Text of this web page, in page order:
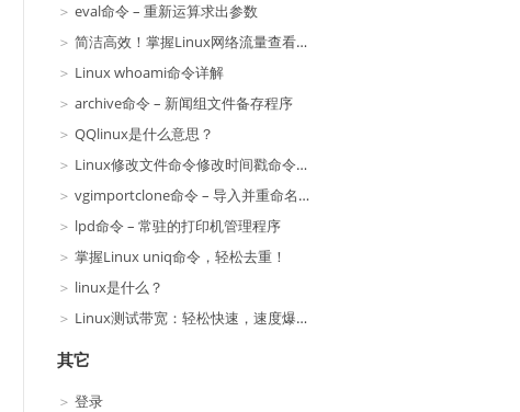
eval命令 – 重新运算求出参数
简洁高效！掌握Linux网络流量查看的绝佳命令
Linux whoami命令详解
archive命令 – 新闻组文件备存程序
QQlinux是什么意思？
Linux修改文件命令修改时间戳命令格式命令
vgimportclone命令 – 导入并重命名复制的卷组
lpd命令 – 常驻的打印机管理程序
掌握Linux uniq命令，轻松去重！
linux是什么？
Linux测试带宽：轻松快速，速度爆表！
其它
登录